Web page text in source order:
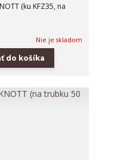
(ku KFZ35, na
Nie je skladom
do košíka